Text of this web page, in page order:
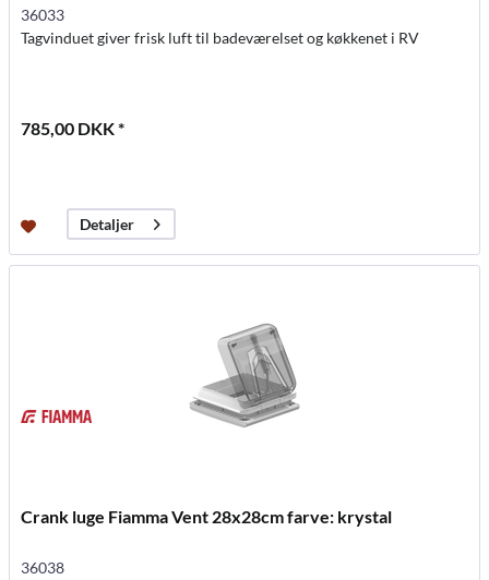
36033
Tagvinduet giver frisk luft til badeværelset og køkkenet i RV
785,00 DKK *
Detaljer
Crank luge Fiamma Vent 28x28cm farve: krystal
36038